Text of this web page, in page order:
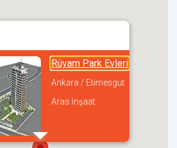
Rüyam Park Evleri
Ankara / Etimesgut
Aras İnşaat